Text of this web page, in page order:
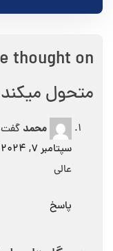
thought on “
متحول میکند ۱۷ سنبله ( شهریور ماه )
محمد
سپتامبر 7, 2024 در 9:21 ق.ظ
عالی
پاسخ